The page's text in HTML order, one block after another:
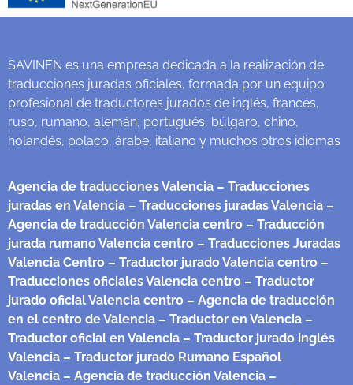
SAVINEN es una empresa dedicada a la realización de
traducciones juradas oficiales, formada por un equipo
profesional de traductores jurados de inglés, francés,
ruso, rumano, alemán, portugués, búlgaro, chino,
holandés, polaco, árabe, italiano y muchos otros idiomas
Agencia de traducciones Valencia – Traducciones
juradas en Valencia – Traducciones juradas Valencia –
Agencia de traducción Valencia centro – Traducción
jurada rumano Valencia centro – Traducciones Juradas
Valencia Centro – Traductor jurado Valencia centro –
Traducciones oficiales Valencia centro – Traductor
jurado oficial Valencia centro – Agencia de traducción
en el centro de Valencia – Traductor en Valencia –
Traductor oficial en Valencia – Traductor jurado inglés
Valencia – Traductor jurado Rumano Español
Valencia – Agencia de traducción Valencia –